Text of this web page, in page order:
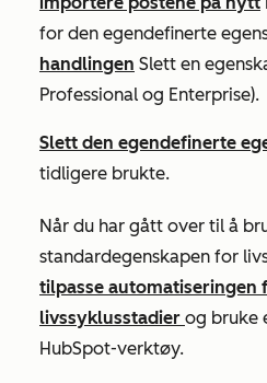
for den egendefinerte
handlingen Slett en
Professional og Enterprise).
Slett den egendefinerte
tidligere brukte.
Når du har gått over til å
standardegenskapen for
tilpasse automatiseringen
livssyklusstadier og bruke
HubSpot-verktøy.